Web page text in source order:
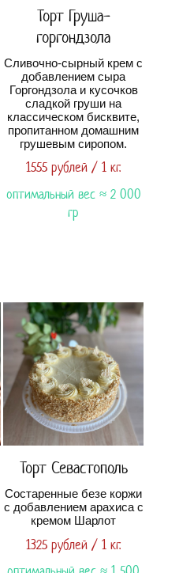
Торт Груша-
горгондзола
Сливочно-сырный крем с
добавлением сыра
Горгондзола и кусочков
сладкой груши на
классическом бисквите,
пропитанном домашним
грушевым сиропом.
1555 рублей / 1 кг.
оптимальный вес ≈ 2 000
гр
Торт Севастополь
Состаренные безе коржи
с добавлением арахиса с
кремом Шарлот
1325 рублей / 1 кг.